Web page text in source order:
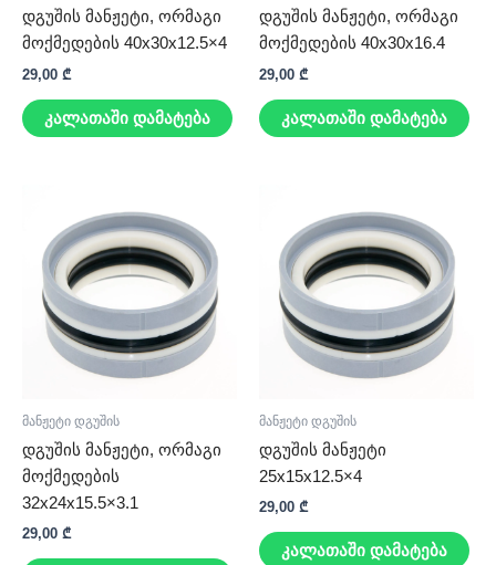
დგუშის მანჟეტი, ორმაგი
მოქმედების 40x30x12.5×4
29,00 ₾
კალათაში დამატება
დგუშის მანჟეტი, ორმაგი
მოქმედების 40x30x16.4
29,00 ₾
კალათაში დამატება
მანჟეტი დგუშის
დგუშის მანჟეტი, ორმაგი
მოქმედების
32x24x15.5×3.1
29,00 ₾
მანჟეტი დგუშის
დგუშის მანჟეტი
25x15x12.5×4
29,00 ₾
კალათაში დამატება